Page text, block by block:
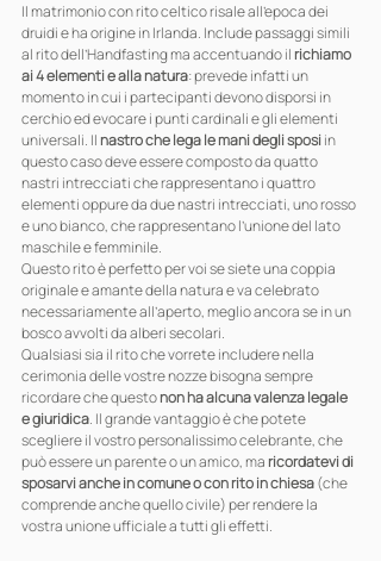
Il matrimonio con rito celtico risale all’epoca dei
druidi e ha origine in Irlanda. Include passaggi simili
al rito dell’Handfasting ma accentuando il richiamo
ai 4 elementi e alla natura: prevede infatti un
momento in cui i partecipanti devono disporsi in
cerchio ed evocare i punti cardinali e gli elementi
universali. Il nastro che lega le mani degli sposi in
questo caso deve essere composto da quatto
nastri intrecciati che rappresentano i quattro
elementi oppure da due nastri intrecciati, uno rosso
e uno bianco, che rappresentano l’unione del lato
maschile e femminile.
Questo rito è perfetto per voi se siete una coppia
originale e amante della natura e va celebrato
necessariamente all’aperto, meglio ancora se in un
bosco avvolti da alberi secolari.
Qualsiasi sia il rito che vorrete includere nella
cerimonia delle vostre nozze bisogna sempre
ricordare che questo non ha alcuna valenza legale
e giuridica. Il grande vantaggio è che potete
scegliere il vostro personalissimo celebrante, che
può essere un parente o un amico, ma ricordatevi di
sposarvi anche in comune o con rito in chiesa (che
comprende anche quello civile) per rendere la
vostra unione ufficiale a tutti gli effetti.